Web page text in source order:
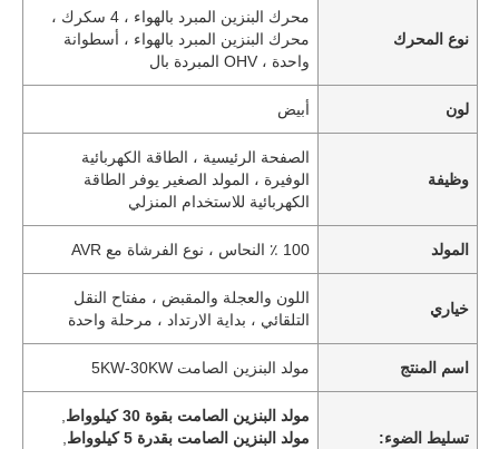
نوع المحرك
محرك البنزين المبرد بالهواء ، 4 سكرك ،
محرك البنزين المبرد بالهواء ، أسطوانة
واحدة ، OHV المبردة بال
لون أبيض
وظيفة
الصفحة الرئيسية ، الطاقة الكهربائية
الوفيرة ، المولد الصغير يوفر الطاقة
الكهربائية للاستخدام المنزلي
المولد 100 ٪ النحاس ، نوع الفرشاة مع AVR
خياري
اللون والعجلة والمقبض ، مفتاح النقل
التلقائي ، بداية الارتداد ، مرحلة واحدة
اسم المنتج مولد البنزين الصامت 5KW-30KW
تسليط الضوء:
مولد البنزين الصامت بقوة 30 كيلوواط
مولد البنزين الصامت بقدرة 5 كيلوواط